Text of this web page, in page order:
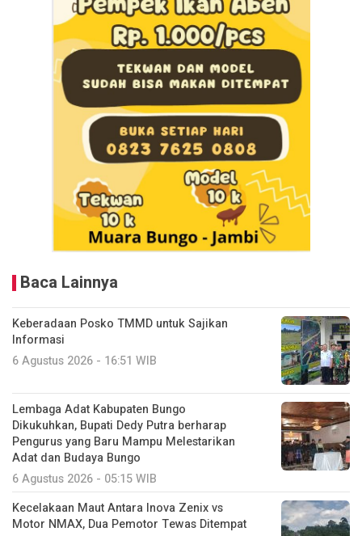
Baca Lainnya
Keberadaan Posko TMMD untuk Sajikan
Informasi
6 Agustus 2026 - 16:51 WIB
Lembaga Adat Kabupaten Bungo
Dikukuhkan, Bupati Dedy Putra berharap
Pengurus yang Baru Mampu Melestarikan
Adat dan Budaya Bungo
6 Agustus 2026 - 05:15 WIB
Kecelakaan Maut Antara Inova Zenix vs
Motor NMAX, Dua Pemotor Tewas Ditempat